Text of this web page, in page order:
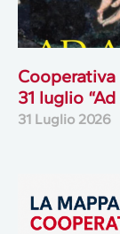
31 luglio
31 Luglio 2026